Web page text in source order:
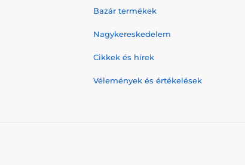
Bazár termékek
Nagykereskedelem
Cikkek és hírek
Vélemények és értékelések